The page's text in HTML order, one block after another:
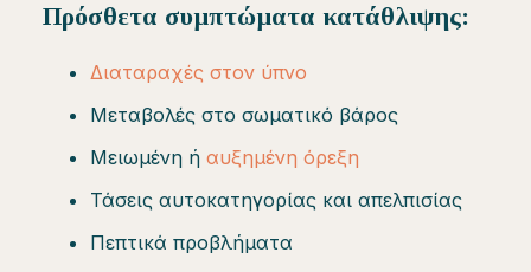
Πρόσθετα συμπτώματα κατάθλιψης:
Διαταραχές στον ύπνο
Μεταβολές στο σωματικό βάρος
Μειωμένη ή αυξημένη όρεξη
Τάσεις αυτοκατηγορίας και απελπισίας
Πεπτικά προβλήματα